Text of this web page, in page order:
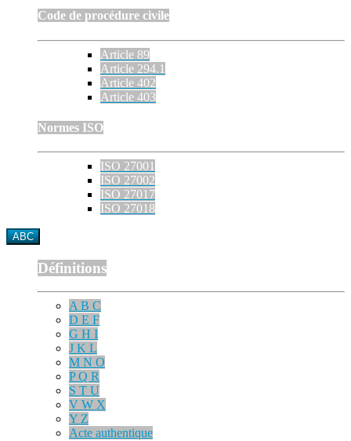
Code de procédure civile
Article 89
Article 294.1
Article 402
Article 403
Normes ISO
ISO 27001
ISO 27002
ISO 27017
ISO 27018
ABC
Définitions
A B C
D E F
G H I
J K L
M N O
P Q R
S T U
V W X
Y Z
Acte authentique